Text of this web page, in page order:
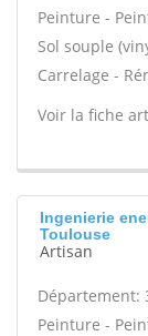
Peinture -
Sol souple
Carrelage -
Voir la fiche
Ingenierie
Toulouse
Artisan
Département:
Peinture -